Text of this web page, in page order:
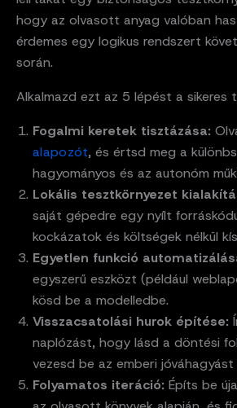
hogy az olvasott anyag valóban
érdemes egy logikus rendszert
során.
Alkalmazd ezt az 5 lépést a sikeres
Fogalmi keretek tisztázása:
alapozót, és értsd meg a
hagyományos és az autonóm
Lokális tesztkörnyezet
saját gépedre egy nyílt
kockázatok és költségek nélkül
Egyetlen funkció
egyszerű eszközt (például
kösd be a modelledbe.
Visszacsatolási hurok építése:
naplózást, hogy lásd a döntési
vezesd be az emberi
Folyamatos iteráció: Építs be